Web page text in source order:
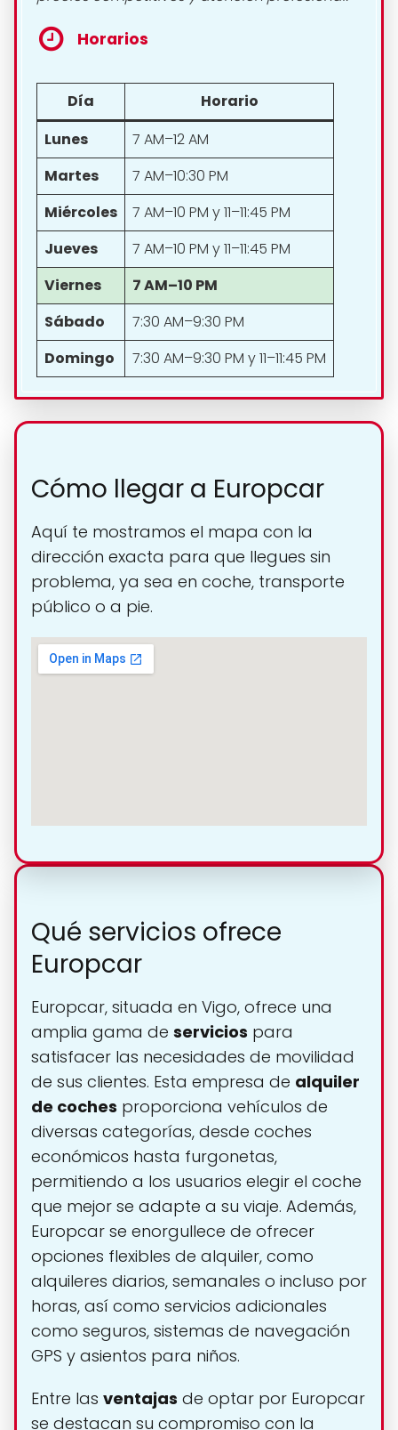
Horarios
Día
Horario
Lunes
7 AM–12 AM
Martes
7 AM–10:30 PM
Miércoles
7 AM–10 PM y 11–11:45 PM
Jueves
7 AM–10 PM y 11–11:45 PM
Viernes
7 AM–10 PM
Sábado
7:30 AM–9:30 PM
Domingo
7:30 AM–9:30 PM y 11–11:45 PM
Cómo llegar a Europcar
Aquí te mostramos el mapa con la
dirección exacta para que llegues sin
problema, ya sea en coche, transporte
público o a pie.
Qué servicios ofrece
Europcar
Europcar, situada en Vigo, ofrece una
amplia gama de servicios para
satisfacer las necesidades de movilidad
de sus clientes. Esta empresa de alquiler
de coches proporciona vehículos de
diversas categorías, desde coches
económicos hasta furgonetas,
permitiendo a los usuarios elegir el coche
que mejor se adapte a su viaje. Además,
Europcar se enorgullece de ofrecer
opciones flexibles de alquiler, como
alquileres diarios, semanales o incluso por
horas, así como servicios adicionales
como seguros, sistemas de navegación
GPS y asientos para niños.
Entre las ventajas de optar por Europcar
se destacan su compromiso con la